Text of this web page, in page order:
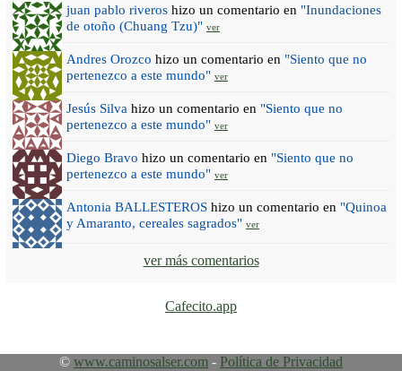
juan pablo riveros hizo un comentario en "Inundaciones
de otoño (Chuang Tzu)" ver
Andres Orozco hizo un comentario en "Siento que no
pertenezco a este mundo" ver
Jesús Silva hizo un comentario en "Siento que no
pertenezco a este mundo" ver
Diego Bravo hizo un comentario en "Siento que no
pertenezco a este mundo" ver
Antonia BALLESTEROS hizo un comentario en "Quinoa
y Amaranto, cereales sagrados" ver
ver más comentarios
Cafecito.app
© www.caminosalser.com - Política de Privacidad